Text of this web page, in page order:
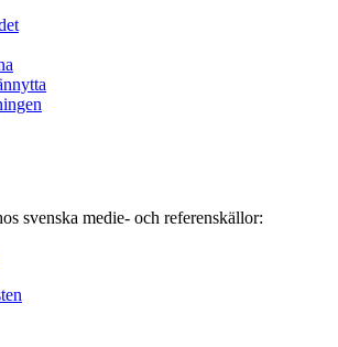
svenska medie- och referenskällor: